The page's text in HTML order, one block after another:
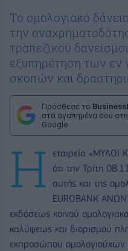
Το ομολογιακό
την
τραπεζικού
εξυπηρέτηση των εν
σκοπών και
Πρόσθεσε το
στα αγαπημένα σου στη
Google
Η
εταιρεία «ΜΥΛΟΙ
ότι την Τρίτη
αυτής και της
EUROBANK
εκδόσεως κοινού
καλύψεως και διορισμού
εκπροσώπου ομολογιούχων